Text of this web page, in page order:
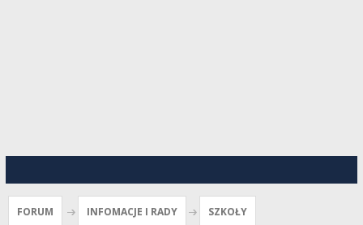
FORUM INFOMACJE I RADY SZKOŁY